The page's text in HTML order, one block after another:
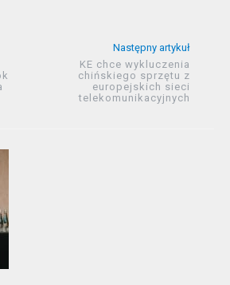
Następny artykuł
KE chce wykluczenia
chińskiego sprzętu z
europejskich sieci
telekomunikacyjnych